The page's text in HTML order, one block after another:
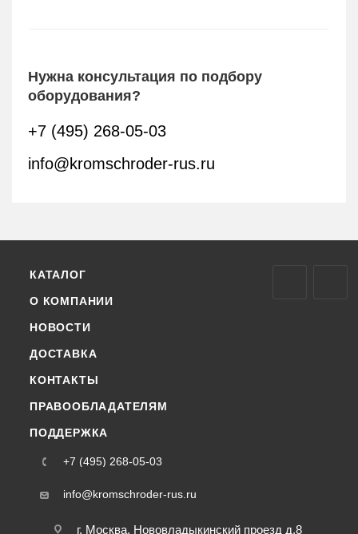
Нужна консультация по подбору
оборудования?
+7 (495) 268-05-03
info@kromschroder-rus.ru
КАТАЛОГ
О КОМПАНИИ
НОВОСТИ
ДОСТАВКА
КОНТАКТЫ
ПРАВООБЛАДАТЕЛЯМ
ПОДДЕРЖКА
+7 (495) 268-05-03
info@kromschroder-rus.ru
г. Москва, Нововладыкинский проезд д.8